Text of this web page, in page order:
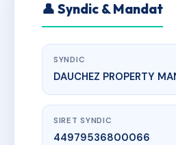
👤 Syndic & Mandat
SYNDIC
DAUCHEZ PROPERTY
SIRET SYNDIC
44979536800066